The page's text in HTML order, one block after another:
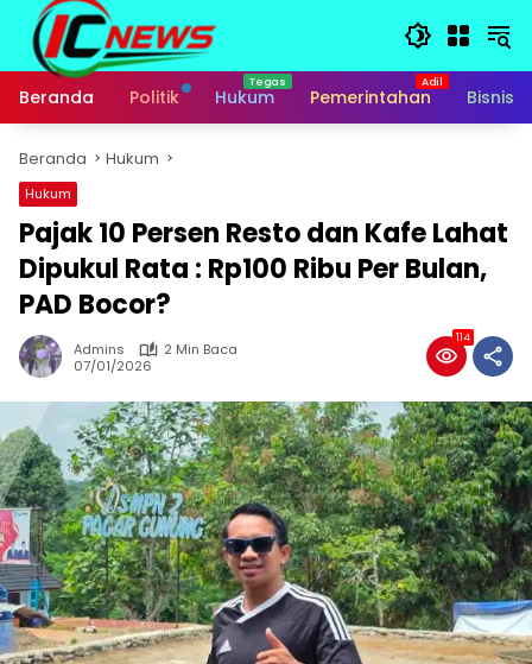
Langsung
konten
Beranda
Politik Hukum Pemerintahan Bisnis
Beranda Hukum
Hukum
Pajak 10 Persen Resto dan Kafe Lahat
Dipukul Rata : Rp100 Ribu Per Bulan,
PAD Bocor?
Admins
2 Min Baca
07/01/2026
114